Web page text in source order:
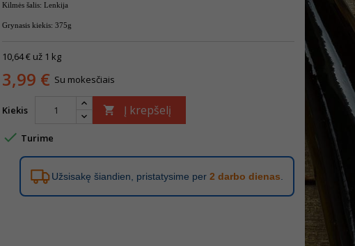
Kilmės šalis: Lenkija
Grynasis kiekis: 375g
10,64 € už 1 kg
3,99 € Su mokesčiais
Kiekis  Į krepšelį
 Turime
Užsisakę šiandien, pristatysime per 2 darbo dienas